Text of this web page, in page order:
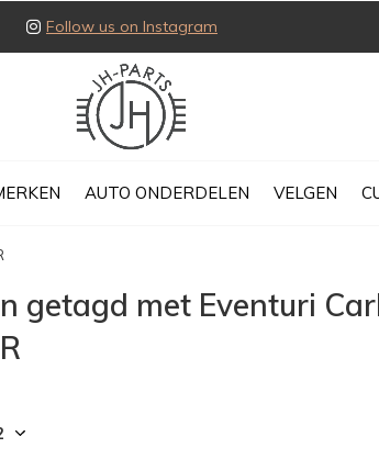
AUTO ONDERDELEN VELGEN
Follow us on Instagram
getagd met Eventuri